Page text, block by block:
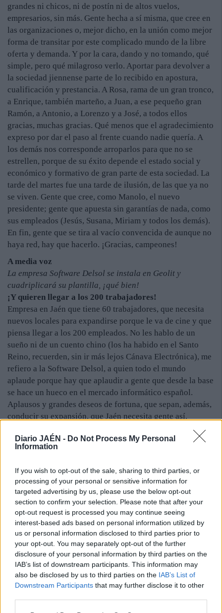
Diario JAÉN - Do Not Process My Personal
Information
If you wish to opt-out of the sale, sharing to third parties, or
processing of your personal or sensitive information for
targeted advertising by us, please use the below opt-out
section to confirm your selection. Please note that after your
opt-out request is processed you may continue seeing
interest-based ads based on personal information utilized by
us or personal information disclosed to third parties prior to
your opt-out. You may separately opt-out of the further
disclosure of your personal information by third parties on the
IAB’s list of downstream participants. This information may
also be disclosed by us to third parties on the IAB’s List of
Downstream Participants that may further disclose it to other
grandes ni chicos, ni de postín ni de altos vuelos,
empresarios, sin más. Gente hecha a sí misma, que cree en
las organizaciones o, mejor dicho, en la unión como mejor
forma de transitar por este complicado mundo de la libre
oferta y demanda. Y por la cara, dando y no tomando, qué
simple, pero qué milagroso verlo. Aportar para devolver a
la sociedad jiennense parte de lo recibido en apostura,
cualificación y prestancia. A Rosa, rama de un gran tronco,
a Enrique, también marteño, a Juan, a ese pequeño gran
Ramón, a Antonio, a Lorenzo y a José, a todos ellos
gracias, muchas gracias. Qué menos que el agradecimiento
expreso por dar el paso al frente cuando nadie quería. A
los demás nos corresponde arroparlos para que no se
estrellen, porque de su éxito depende el estado social y
económico y formativo de gran parte de esta sociedad. La
tarde del martes fue una tarde de ilusión, de las que ya no
se viven. Gente que cree, como Manolo, el nuevo
presidente; gente que apuesta sin garantías de nada, como
sus empleados (Jesús, Susana, Miriam y todos los demás).
En fin, gente que se tira al vacío convencida de aunque no
haya red, hay que hacerlo. ¡Gracias, campeones!
A media voz
La empresa Software Delsol se instala en Geolit y
cuadriplicará su plantilla, ¡qué bien!
¡Y quieren llegar a los 200 trabajadores!
Empresa en Jaén que tiene 60 trabajadores, que necesita
nuevos locales para expandirse porque le va de cine y que
piensa llegar a los 200 empleados. No les hablo de un
sueño ni de un cuento chino (los ha habido en el Santo
Reino, recuerden, sin ir más lejos Cánava Electrónica), me
refiero a la Software Delsol, a quien todo el mundo
aplaude porque hay que aplaudir a gente que desde la base
se hace un hueco en el mercado informático español.
Aplausos y grandes deseos de fortuna, que sepan, además,
conducir su expansión, que Jaén necesita gente así.
... y al fresco
>> “Gafas de moda con madera de olivo” (lunes, 21 de
(y señoras)>> “Las obras del Museo Íbero finalizarán en
18 meses” (viernes, 26 de julio) >> Tic, tac, ponemos el
contador. Pero alguien lo desmentirá
Adivina....Adivinanza
¿Qué empresa de Jaén acaba de conseguir un contrato
multimillonario en Guinea Ecuatorial?
1-12-2013
LA CLAVE
Una constructora con base en el trabajo bien hecho de